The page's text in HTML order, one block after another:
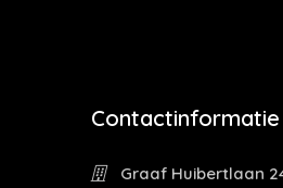
Contactinformatie
Graaf Huibertlaan